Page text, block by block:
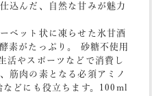
込んだ、自然な甘みが魅力
ベット状に凍らせた氷甘酒
素がたっぷり。 砂糖不使用
活やスポーツなどで消費し
筋肉の素となる必須アミノ
どにも役立ちます。100ml